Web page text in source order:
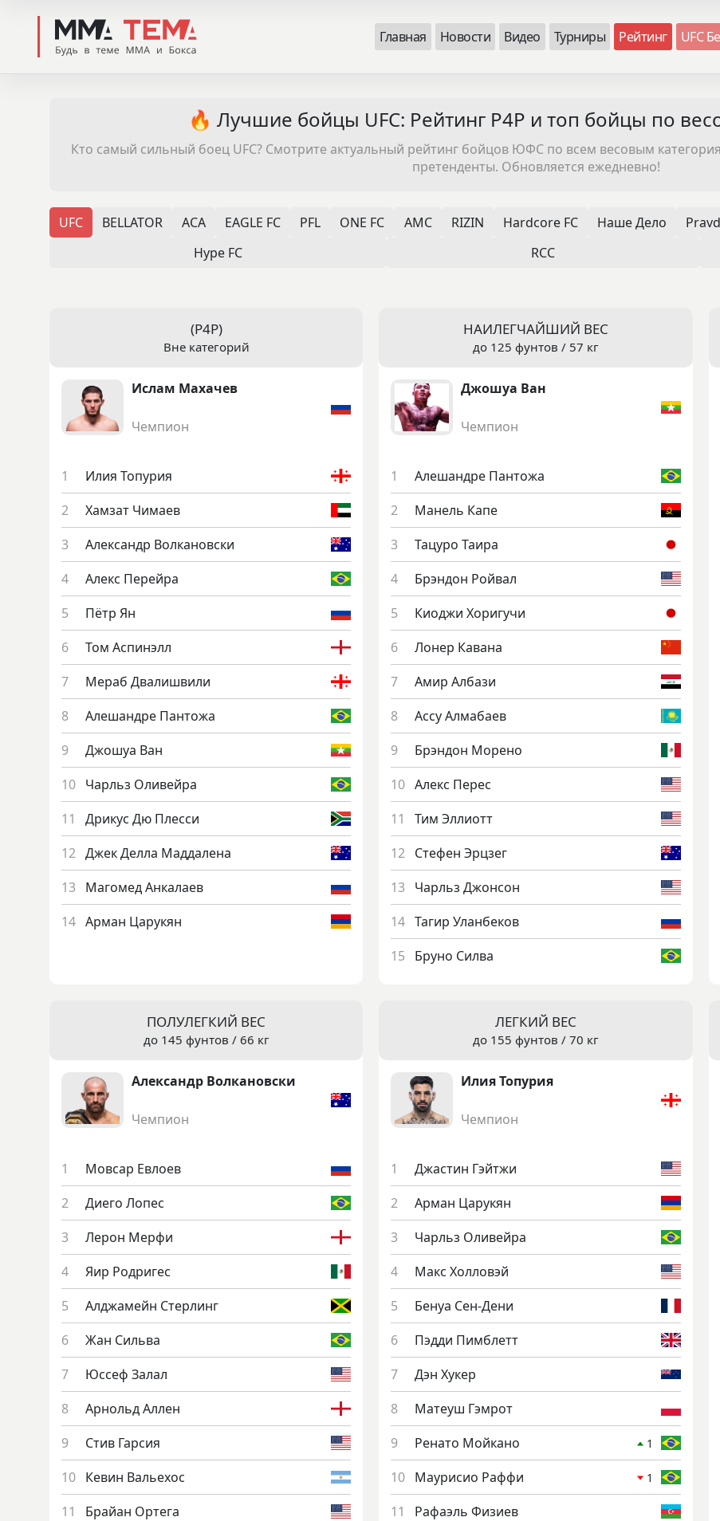
Главная Новости Видео Турниры Рейтинг UFC
🔥 Лучшие бойцы UFC: Рейтинг P4P и топ бойцы по
Кто самый сильный боец UFC? Смотрите актуальный рейтинг бойцов ЮФС по всем весовым
претенденты. Обновляется ежедневно!
UFC BELLATOR ACA EAGLE FC PFL ONE FC AMC RIZIN Hardcore FC Наше Дело
Hype FC
RCC
(P4P)
Вне категорий
Ис­лам Ма­хачев
Чемпион
Илия То­пурия
Хам­зат Чи­ма­ев
Алек­сандр Вол­ка­новс­ки
Алекс Пе­рей­ра
Пётр Ян
Том Ас­пи­нэлл
Ме­раб Два­лиш­ви­ли
Але­шанд­ре Пан­то­жа
Джо­шуа Ван
Чарльз Оли­вей­ра
Дри­кус Дю Плес­си
Джек Дел­ла Мад­да­лена
Ма­гомед Ан­ка­ла­ев
Ар­ман Ца­рукян
НАИЛЕГЧАЙШИЙ ВЕС
до 125 фунтов / 57 кг
Джо­шуа Ван
Чемпион
Але­шанд­ре Пан­то­жа
Ма­нель Ка­пе
Та­цуро Та­ира
Брэн­дон Рой­вал
Ки­од­жи Хо­ригу­чи
Ло­нер Ка­вана
Амир Ал­ба­зи
Ас­су Ал­ма­ба­ев
Брэн­дон Мо­рено
Алекс Пе­рес
Тим Эл­ли­отт
Сте­фен Эрц­зег
Чарльз Джон­сон
Та­гир Улан­бе­ков
Бру­но Сил­ва
ПОЛУЛЕГКИЙ ВЕС
до 145 фунтов / 66 кг
Алек­сандр Вол­ка­новс­ки
Чемпион
Мов­сар Ев­ло­ев
Ди­его Ло­пес
Ле­рон Мер­фи
Яир Род­ри­гес
Алд­жа­мейн Стер­линг
Жан Силь­ва
Юс­сеф За­лал
Ар­нольд Ал­лен
Стив Гар­сия
Ке­вин Валь­ехос
Брай­ан Ор­те­га
ЛЕГКИЙ ВЕС
до 155 фунтов / 70 кг
Илия То­пурия
Чемпион
Джас­тин Гэй­тжи
Ар­ман Ца­рукян
Чарльз Оли­вей­ра
Макс Хол­ло­вэй
Бе­нуа Сен-Де­ни
Пэд­ди Пимб­летт
Дэн Ху­кер
Ма­те­уш Гэм­рот
Ре­нато Мой­ка­но
1
Ма­ури­сио Раф­фи 1
Ра­фа­эль Фи­зи­ев